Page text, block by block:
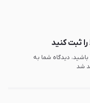
را ثبت کنید
دیدگاه شما به
شد